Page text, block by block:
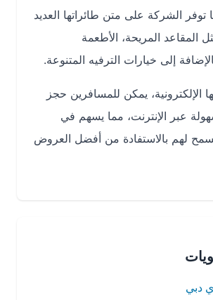
الشركة على متن طائراتها العديد
المريحة، الأطعمة
إلى خيارات الترفيه المتنوعة.
يمكن للمسافرين حجز
الإنترنت، مما يسهم في
بالاستفادة من أفضل العروض